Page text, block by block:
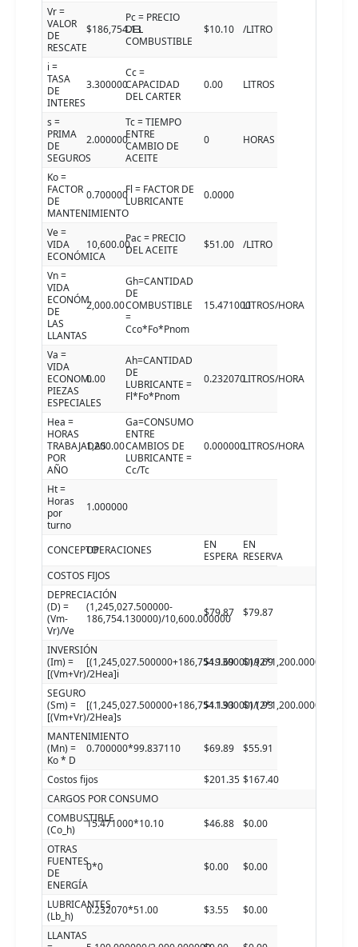
Vr =
VALOR
DE
RESCATE
$186,754.13
Pc = PRECIO
DEL
COMBUSTIBLE
$10.10 /LITRO
i =
TASA
DE
INTERES
3.300000
Cc =
CAPACIDAD
DEL CARTER
0.00 LITROS
s =
PRIMA
DE
SEGUROS
2.000000
Tc = TIEMPO
ENTRE
CAMBIO DE
ACEITE
0 HORAS
Ko =
FACTOR
DE
MANTENIMIENTO
0.700000Fl = FACTOR DE
LUBRICANTE
0.0000
Ve =
VIDA
ECONÓMICA
10,600.00Pac = PRECIO
DEL ACEITE
$51.00 /LITRO
Vn =
VIDA
ECONÓM.
DE
LAS
LLANTAS
2,000.00
Gh=CANTIDAD
DE
COMBUSTIBLE
=
Cco*Fo*Pnom
15.471000LITROS/HORA
Va =
VIDA
ECONOM.
PIEZAS
ESPECIALES
0.00
Ah=CANTIDAD
DE
LUBRICANTE =
Fl*Fo*Pnom
0.232070LITROS/HORA
Hea =
HORAS
TRABAJADAS
POR
AÑO
1,200.00
Ga=CONSUMO
ENTRE
CAMBIOS DE
LUBRICANTE =
Cc/Tc
0.000000LITROS/HORA
Ht =
Horas
por
turno
1.000000
CONCEPTOOPERACIONES
EN
ESPERA
EN
RESERVA
COSTOS FIJOS
DEPRECIACIÓN
(D) =
(Vm-
Vr)/Ve
(1,245,027.500000-
186,754.130000)/10,600.000000
$79.87 $79.87
INVERSIÓN
(Im) =
[(Vm+Vr)/2Hea]i
[(1,245,027.500000+186,754.130000)/
$19.69 $19.69
SEGURO
(Sm) =
[(Vm+Vr)/2Hea]s
[(1,245,027.500000+186,754.130000)/
$11.93 $11.93
MANTENIMIENTO
(Mn) =
Ko * D
0.700000*99.837110 $69.89 $55.91
Costos fijos $201.35 $167.40
CARGOS POR CONSUMO
COMBUSTIBLE
(Co_h)
15.471000*10.10 $46.88
$0.00
OTRAS
FUENTES
DE
ENERGÍA
0*0 $0.00 $0.00
LUBRICANTES
(Lb_h)
0.232070*51.00 $3.55
$0.00
LLANTAS